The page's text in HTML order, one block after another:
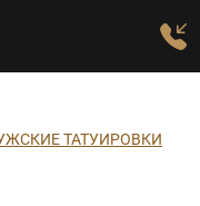
ТАТУИРОВКИ